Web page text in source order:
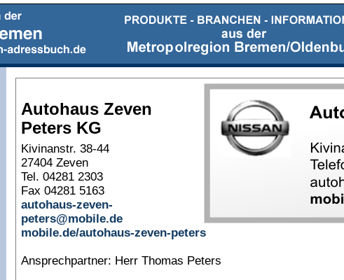
Autohaus Zeven
Peters KG
Kivinanstr. 38-44
27404 Zeven
Tel. 04281 2303
Fax 04281 5163
autohaus-zeven-
peters@mobile.de
mobile.de/autohaus-zeven-peters
Ansprechpartner: Herr Thomas Peters